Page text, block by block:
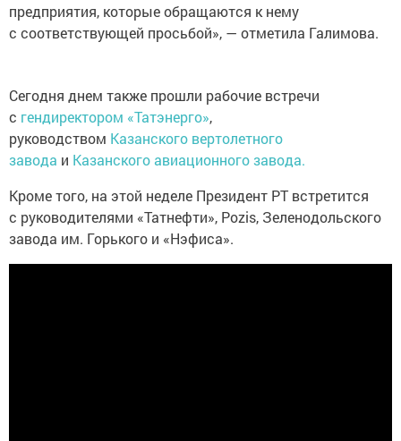
предприятия, которые обращаются к нему
с соответствующей просьбой», — отметила Галимова.
Сегодня днем также прошли рабочие встречи
с гендиректором «Татэнерго»,
руководством Казанского вертолетного
завода и Казанского авиационного завода.
Кроме того, на этой неделе Президент РТ встретится
с руководителями «Татнефти», Pozis, Зеленодольского
завода им. Горького и «Нэфиса».